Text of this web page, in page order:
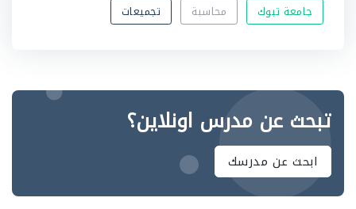
جامعة تبوك محاسبة تجميعات
تبحث عن مدرس اونلاين؟
ابحث عن مدرسك